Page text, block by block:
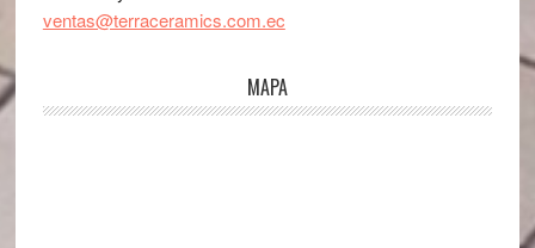
ventas@terraceramics.com.ec
MAPA